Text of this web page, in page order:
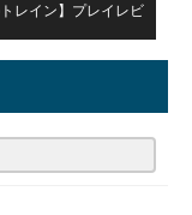
トレイン】プレイレビ